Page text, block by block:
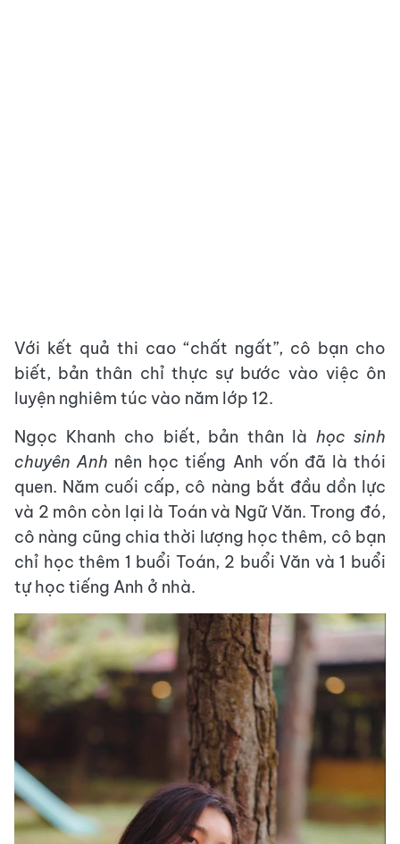
Với kết quả thi cao “chất ngất”, cô bạn cho
biết, bản thân chỉ thực sự bước vào việc ôn
luyện nghiêm túc vào năm lớp 12.
Ngọc Khanh cho biết, bản thân là học sinh
chuyên Anh nên học tiếng Anh vốn đã là thói
quen. Năm cuối cấp, cô nàng bắt đầu dồn lực
và 2 môn còn lại là Toán và Ngữ Văn. Trong đó,
cô nàng cũng chia thời lượng học thêm, cô bạn
chỉ học thêm 1 buổi Toán, 2 buổi Văn và 1 buổi
tự học tiếng Anh ở nhà.